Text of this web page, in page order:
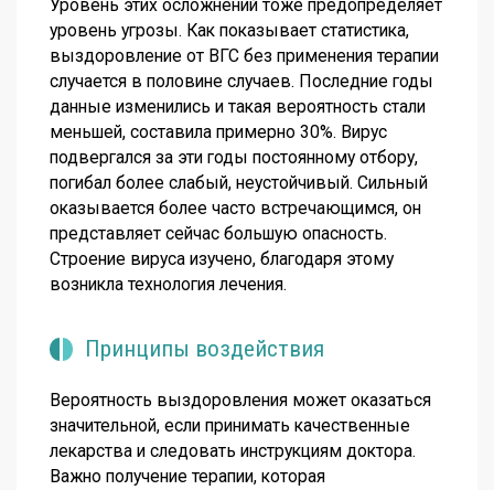
Уровень этих осложнений тоже предопределяет
уровень угрозы. Как показывает статистика,
выздоровление от ВГС без применения терапии
случается в половине случаев. Последние годы
данные изменились и такая вероятность стали
меньшей, составила примерно 30%. Вирус
подвергался за эти годы постоянному отбору,
погибал более слабый, неустойчивый. Сильный
оказывается более часто встречающимся, он
представляет сейчас большую опасность.
Строение вируса изучено, благодаря этому
возникла технология лечения.
Принципы воздействия
Вероятность выздоровления может оказаться
значительной, если принимать качественные
лекарства и следовать инструкциям доктора.
Важно получение терапии, которая